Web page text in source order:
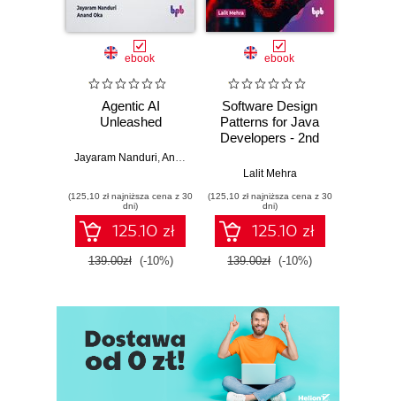
ebook
Agentic AI
Unleashed
Jayaram Nanduri Anand Oka
(125,10 zł najniższa cena z 30
dni)
125.10 zł
139.00zł (-10%)
ebook
Software Design
Patterns for Java
Developers - 2nd
Lalit Mehra
(125,10 zł najniższa cena z 30
dni)
125.10 zł
139.00zł (-10%)